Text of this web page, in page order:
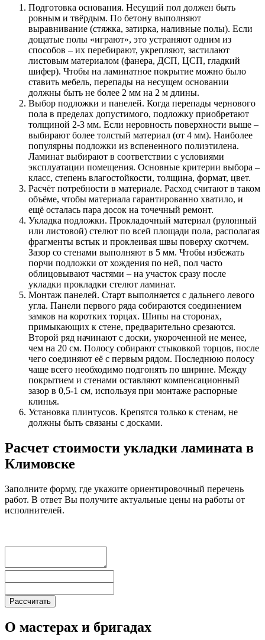
Подготовка основания. Несущий пол должен быть
ровным и твёрдым. По бетону выполняют
выравнивание (стяжка, затирка, наливные полы). Если
дощатые полы «играют», это устраняют одним из
способов – их перебирают, укрепляют, застилают
листовым материалом (фанера, ДСП, ЦСП, гладкий
шифер). Чтобы на ламинатное покрытие можно было
ставить мебель, перепады на несущем основании
должны быть не более 2 мм на 2 м длины.
Выбор подложки и панелей. Когда перепады чернового
пола в пределах допустимого, подложку приобретают
толщиной 2-3 мм. Если неровность поверхности выше –
выбирают более толстый материал (от 4 мм). Наиболее
популярны подложки из вспененного полиэтилена.
Ламинат выбирают в соответствии с условиями
эксплуатации помещения. Основные критерии выбора –
класс, степень влагостойкости, толщина, формат, цвет.
Расчёт потребности в материале. Расход считают в таком
объёме, чтобы материала гарантированно хватило, и
ещё осталась пара досок на точечный ремонт.
Укладка подложки. Прокладочный материал (рулонный
или листовой) стелют по всей площади пола, располагая
фрагменты встык и проклеивая швы поверху скотчем.
Зазор со стенами выполняют в 5 мм. Чтобы избежать
порчи подложки от хождения по ней, пол часто
облицовывают частями – на участок сразу после
укладки прокладки стелют ламинат.
Монтаж панелей. Старт выполняется с дальнего левого
угла. Панели первого ряда собираются соединением
замков на коротких торцах. Шипы на сторонах,
примыкающих к стене, предварительно срезаются.
Второй ряд начинают с доски, укороченной не менее,
чем на 20 см. Полосу собирают стыковкой торцов, после
чего соединяют её с первым рядом. Последнюю полосу
чаще всего необходимо подгонять по ширине. Между
покрытием и стенами оставляют компенсационный
зазор в 0,5-1 см, используя при монтаже распорные
клинья.
Установка плинтусов. Крепятся только к стенам, не
должны быть связаны с досками.
Расчет стоимости укладки ламината в
Климовске
Заполните форму, где укажите ориентировочный перечень
работ. В ответ Вы получите актуальные цены на работы от
исполнителей.
О мастерах и бригадах